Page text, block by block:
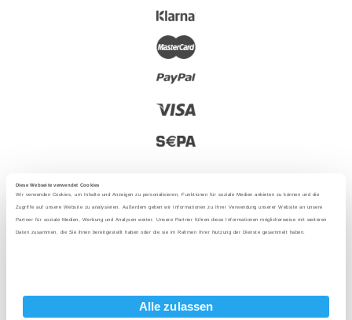
Diese Webseite verwendet Cookies
Wir verwenden Cookies, um Inhalte und Anzeigen zu personalisieren, Funktionen für soziale Medien anbieten zu können und die
Zugriffe auf unsere Website zu analysieren. Außerdem geben wir Informationen zu Ihrer Verwendung unserer Website an unsere
Partner für soziale Medien, Werbung und Analysen weiter. Unsere Partner führen diese Informationen möglicherweise mit weiteren
Daten zusammen, die Sie ihnen bereitgestellt haben oder die sie im Rahmen Ihrer Nutzung der Dienste gesammelt haben.
Alle zulassen
2025 - Met liefde uit Berlijn